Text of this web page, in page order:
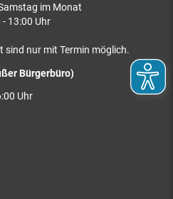
im Monat
13:00 Uhr
sind nur mit Termin möglich.
Bürgerbüro)
Uhr